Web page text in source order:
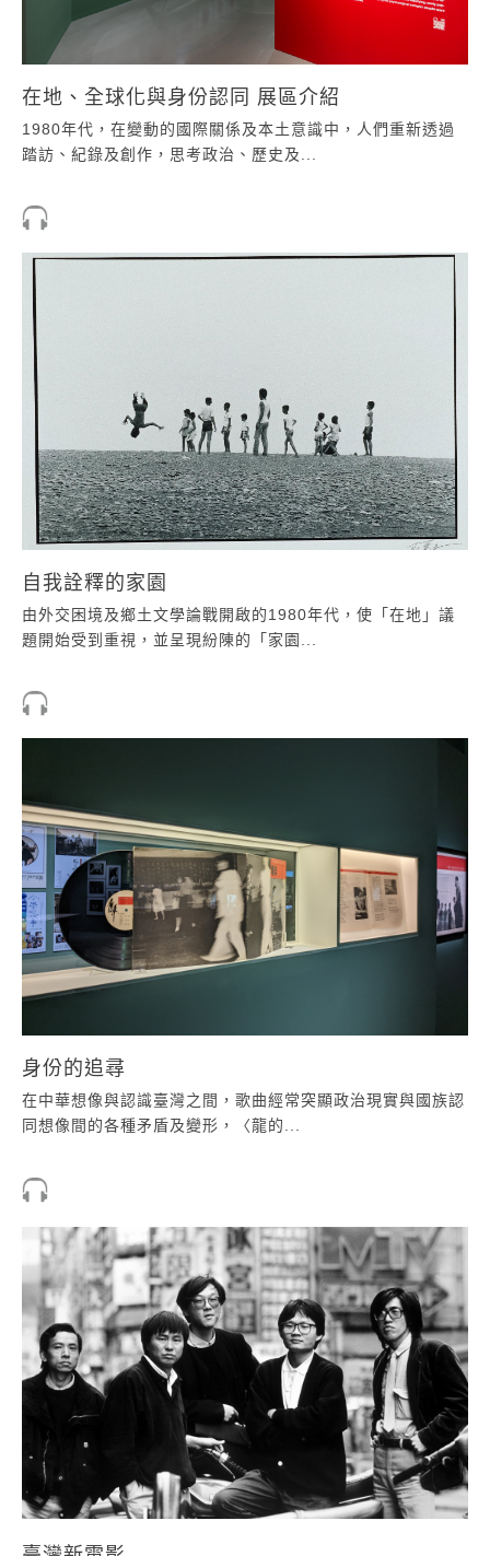
在地、全球化與身份認同 展區介紹
1980年代，在變動的國際關係及本土意識中，人們重新透過
踏訪、紀錄及創作，思考政治、歷史及...
自我詮釋的家園
由外交困境及鄉土文學論戰開啟的1980年代，使「在地」議
題開始受到重視，並呈現紛陳的「家園...
身份的追尋
在中華想像與認識臺灣之間，歌曲經常突顯政治現實與國族認
同想像間的各種矛盾及變形，〈龍的...